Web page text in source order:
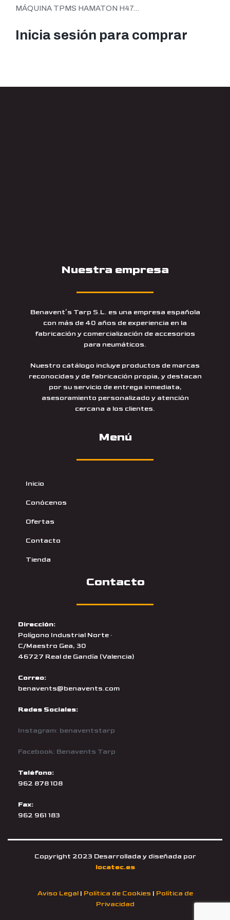
MÁQUINA TPMS HAMATON H47...
Inicia sesión para comprar
Nuestra empresa
Benavent’s Tarp S.L. es una empresa española
con más de 40 años de experiencia en la
fabricación y comercialización de accesorios
para neumáticos.
Nuestro catálogo incluye productos de marcas
reconocidas y de fabricación propia, y destacan
por su servicio de entrega inmediata,
asesoramiento personalizado y atención
cercana a los clientes.
Menú
Inicio
Conócenos
Ofertas
Contacto
Tienda
Contacto
Dirección:
Polígono Industrial Norte ·
C/Maestro Gea, 30
46727 Real de Gandía (Valencia)
Correo:
benavents@benavents.com
Redes Sociales:
Instagram: benaventstarp
Facebook: Benavents Tarp
Teléfono:
962 878 108
Fax:
962 961 183
Copyright 2023 Desarrollada y diseñada por
locatec.es
Aviso Legal | Política de Cookies | Política de
Privacidad